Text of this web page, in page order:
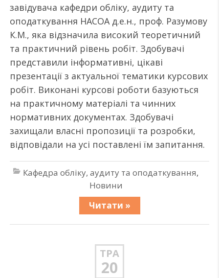
завідувача кафедри обліку, аудиту та
оподаткування НАСОА д.е.н., проф. Разумову
К.М., яка відзначила високий теоретичний
та практичний рівень робіт. Здобувачі
представили інформативні, цікаві
презентації з актуальної тематики курсових
робіт. Виконані курсові роботи базуються
на практичному матеріалі та чинних
нормативних документах. Здобувачі
захищали власні пропозиції та розробки,
відповідали на усі поставлені їм запитання.
Кафедра обліку, аудиту та оподаткування,
Новини
Читати »
ТРА
20